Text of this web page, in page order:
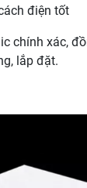
điện tốt
chính xác,
lắp đặt.